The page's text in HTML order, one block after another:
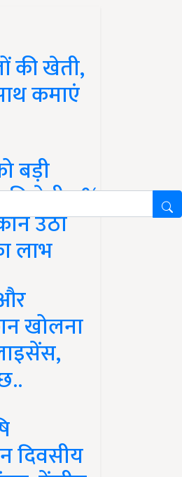
की खेती,
कमाएं
बड़ी
मिलेगी 4%
उठा
लाभ
खोलना
दिवसीय